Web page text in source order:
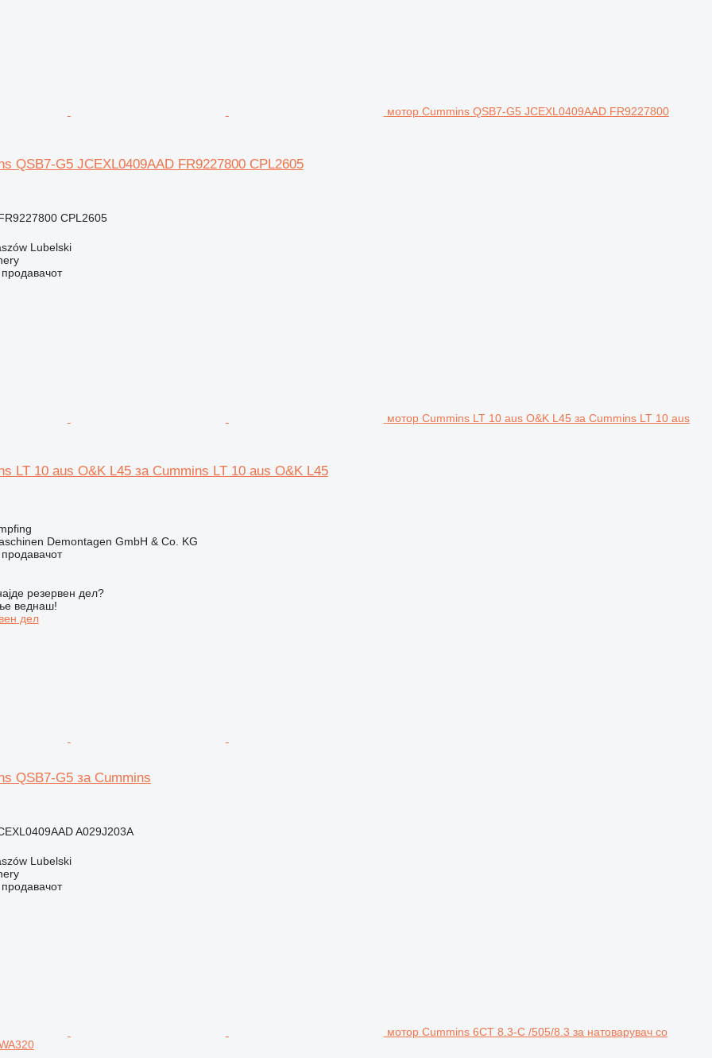
мотор Cummins QSB7-G5 JCEXL0409AAD FR9227800
QSB7-G5 JCEXL0409AAD FR9227800 CPL2605
CPL2605
Lubelski
продавачот
мотор Cummins LT 10 aus O&K L45 за Cummins LT 10 aus
LT 10 aus O&K L45 за Cummins LT 10 aus O&K L45
Demontagen GmbH & Co. KG
продавачот
резервен дел?
веднаш!
дел
QSB7-G5 за Cummins
A029J203A
Lubelski
продавачот
мотор Cummins 6CT 8.3-C /505/8.3 за натоварувач со